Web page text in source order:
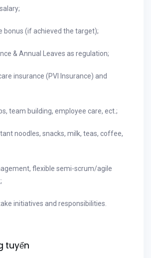
bonus (if achieved the target);
& Annual Leaves as regulation;
insurance (PVI Insurance) and
team building, employee care, ect.;
noodles, snacks, milk, teas, coffee,
flexible semi-scrum/agile
initiatives and responsibilities.
tuyển